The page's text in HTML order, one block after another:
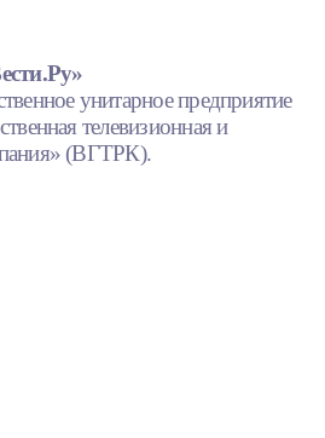
унитарное предприятие
телевизионная и
(ВГТРК).